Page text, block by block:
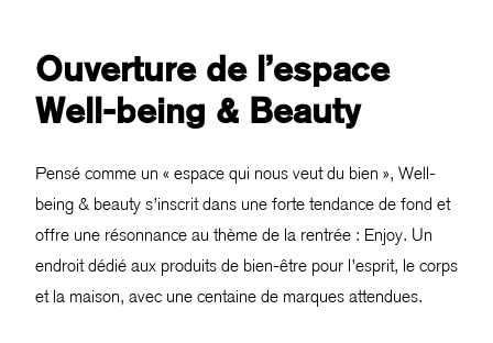
Ouverture de l’espace
Well-being & Beauty
Pensé comme un « espace qui nous veut du bien », Well-
being & beauty s’inscrit dans une forte tendance de fond et
offre une résonnance au thème de la rentrée : Enjoy. Un
endroit dédié aux produits de bien-être pour l’esprit, le corps
et la maison, avec une centaine de marques attendues.